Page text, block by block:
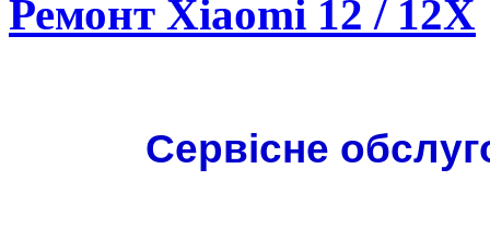
Ремонт Xiaomi 12 / 12X
Сервісне